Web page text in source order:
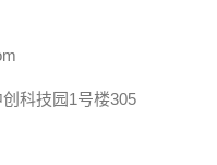
科技园1号楼305